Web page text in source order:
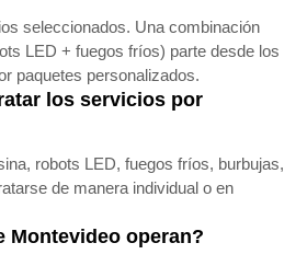
seleccionados. Una combinación
LED + fuegos fríos) parte desde los
paquetes personalizados.
los servicios por
robots LED, fuegos fríos, burbujas,
de manera individual o en
Montevideo operan?